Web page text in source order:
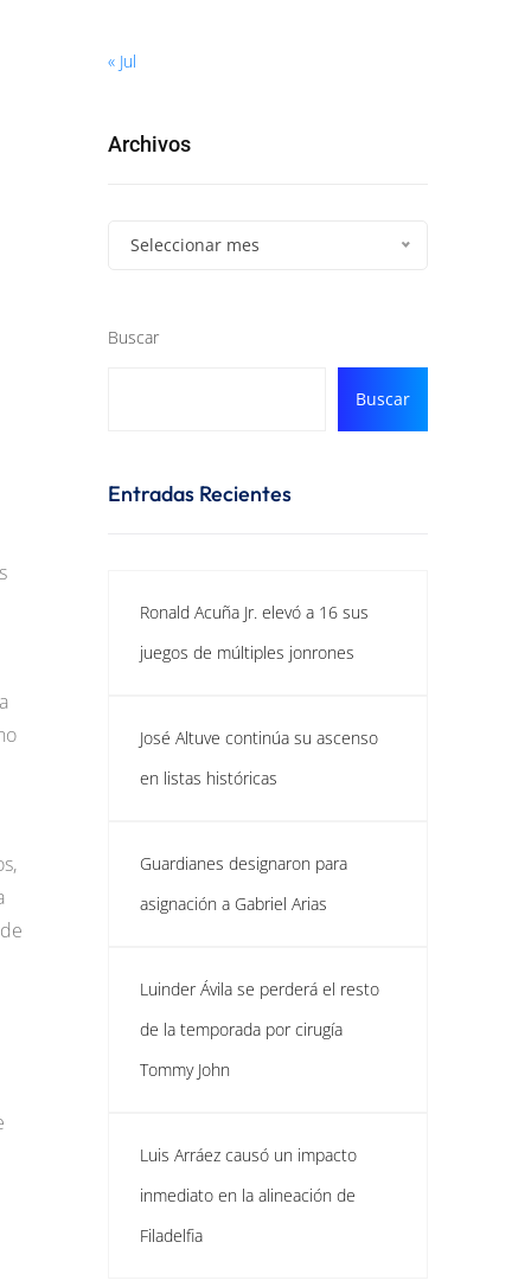
« Jul
Archivos
Seleccionar mes
Buscar
Buscar
Entradas Recientes
Ronald Acuña Jr. elevó a 16 sus
juegos de múltiples jonrones
José Altuve continúa su ascenso
en listas históricas
Guardianes designaron para
asignación a Gabriel Arias
Luinder Ávila se perderá el resto
de la temporada por cirugía
Tommy John
Luis Arráez causó un impacto
inmediato en la alineación de
Filadelfia